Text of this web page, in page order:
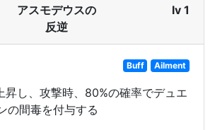
アスモデウスの
反逆
lv 1
Buff Ailment
昇し、攻撃時、80%の確率でデュエ
の間毒を付与する